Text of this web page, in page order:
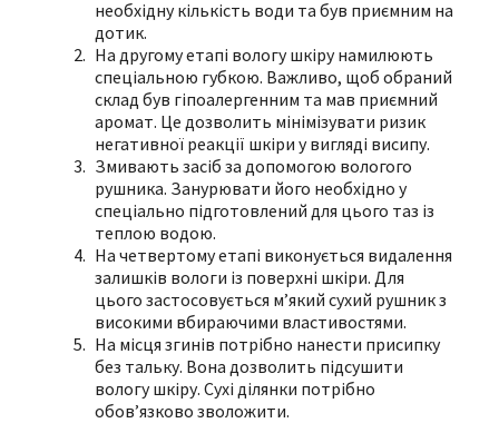
необхідну кількість води та був приємним на
дотик.
На другому етапі вологу шкіру намилюють
спеціальною губкою. Важливо, щоб обраний
склад був гіпоалергенним та мав приємний
аромат. Це дозволить мінімізувати ризик
негативної реакції шкіри у вигляді висипу.
Змивають засіб за допомогою вологого
рушника. Занурювати його необхідно у
спеціально підготовлений для цього таз із
теплою водою.
На четвертому етапі виконується видалення
залишків вологи із поверхні шкіри. Для
цього застосовується м’який сухий рушник з
високими вбираючими властивостями.
На місця згинів потрібно нанести присипку
без тальку. Вона дозволить підсушити
вологу шкіру. Сухі ділянки потрібно
обов’язково зволожити.